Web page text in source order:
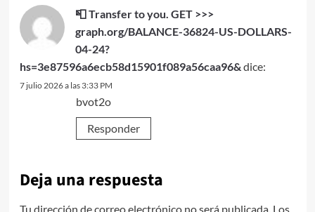
📮 Transfer to you. GET >>>
graph.org/BALANCE-36824-US-DOLLARS-
04-24?
hs=3e87596a6ecb58d15901f089a56caa96&dice:
7 julio 2026 a las 3:33 PM
bvot2o
Responder
Deja una respuesta
Tu dirección de correo electrónico no será publicada. Los